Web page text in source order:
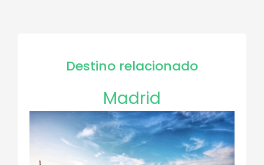
Destino relacionado
Madrid